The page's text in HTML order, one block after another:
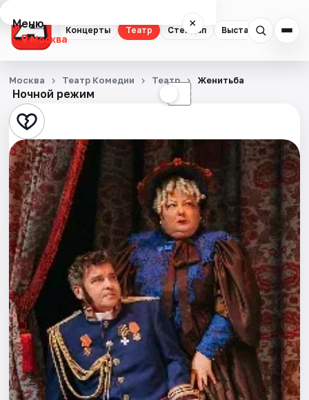
Концерты Театр Стендап Выставки
Меню ×
Москва
Концерты
Театр
Стендап
Выставки
Квесты
Экскурсии
Спорт
События
Города
Площадки
Ночной режим ☾
Москва Театр Комедии Театр Женитьба